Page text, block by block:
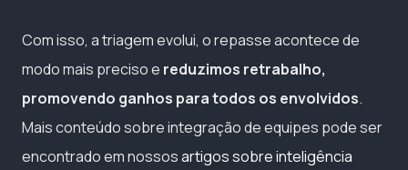
Com isso, a triagem evolui, o repasse acontece de
modo mais preciso e reduzimos retrabalho,
promovendo ganhos para todos os envolvidos.
Mais conteúdo sobre integração de equipes pode ser
encontrado em nossosartigos sobre inteligência